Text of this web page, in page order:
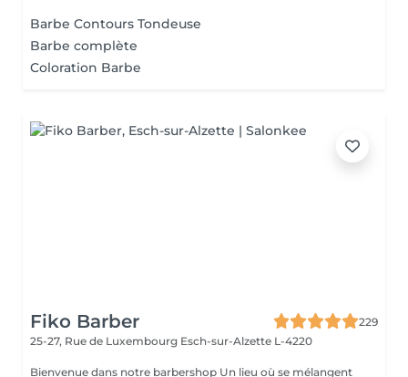
Barbe Contours Tondeuse
Barbe complète
Coloration Barbe
Fiko Barber
229
25-27, Rue de Luxembourg Esch-sur-Alzette L-4220
Bienvenue dans notre barbershop Un lieu où se mélangent